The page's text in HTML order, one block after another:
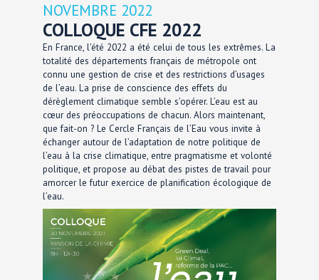
NOVEMBRE 2022
COLLOQUE CFE 2022
En France, l'été 2022 a été celui de tous les extrêmes. La
totalité des départements français de métropole ont
connu une gestion de crise et des restrictions d’usages
de l’eau. La prise de conscience des effets du
dérèglement climatique semble s’opérer. L’eau est au
cœur des préoccupations de chacun. Alors maintenant,
que fait-on ? Le Cercle Français de l’Eau vous invite à
échanger autour de l’adaptation de notre politique de
l’eau à la crise climatique, entre pragmatisme et volonté
politique, et propose au débat des pistes de travail pour
amorcer le futur exercice de planification écologique de
l’eau.